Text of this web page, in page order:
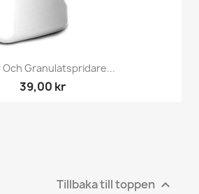
Och Granulatspridare...
39,00 kr
Tillbaka till toppen 